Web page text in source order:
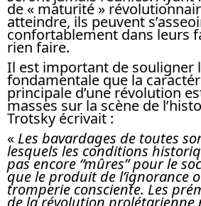
de « maturité »
atteindre, ils peuvent
confortablement dans leurs
rien faire.
Il est important de souligner
fondamentale que la
principale d’une révolution
masses sur la scène de
Trotsky écrivait :
« Les bavardages de toutes
lesquels les conditions
pas encore “mûres” pour le
que le produit de l’ignorance
tromperie consciente. Les
de la révolution prolétarienne